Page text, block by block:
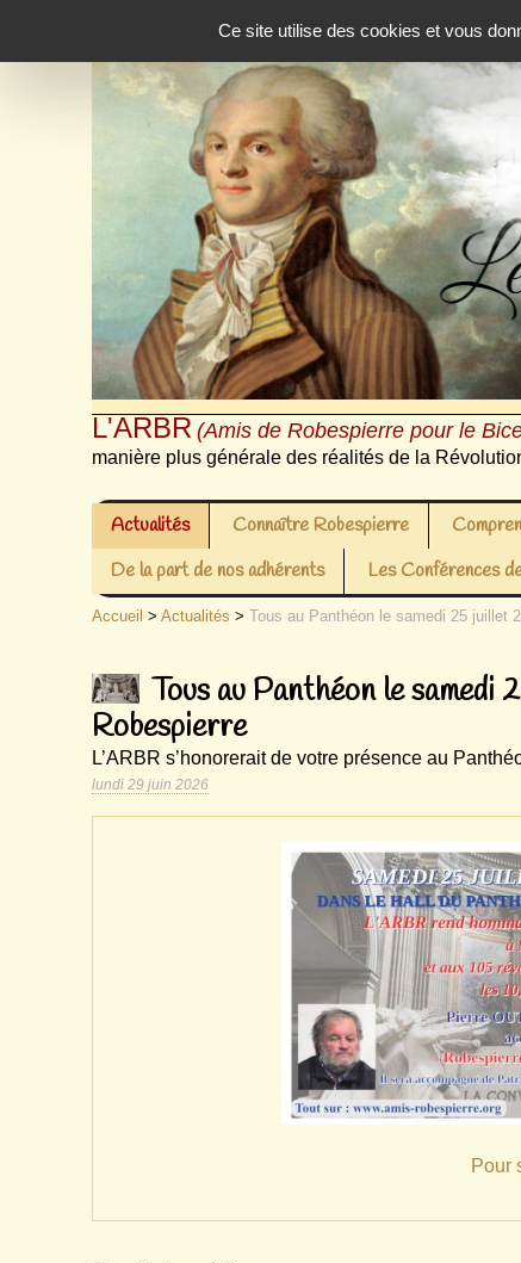
Ce site utilise des cookies et vous
L'ARBR (Amis de Robespierre pour le
manière plus générale des réalités de la
Actualités Connaître Robespierre
De la part de nos adhérents
Les Conférences
Accueil >Actualités >Tous au Panthéon le samedi 25 juillet
Tous au Panthéon le samedi
Robespierre
L’ARBR s’honorerait de votre présence au
lundi 29 juin 2026
Pour